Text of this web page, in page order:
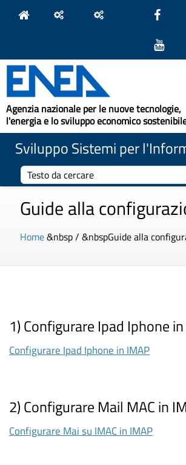
Agenzia nazionale per le nuove tecnologie,
l'energia e lo sviluppo economico
Sviluppo Sistemi per
Guide alla
Home&nbsp / &nbspGuide alla
1) Configurare Ipad Iphone
Configurare Ipad Iphone in IMAP
2) Configurare Mail MAC in
Configurare Mai su lMAC in IMAP